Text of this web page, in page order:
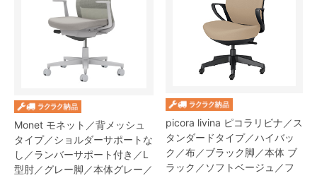
Monet モネット／背メッシュ
タイプ／ショルダーサポートな
し／ランバーサポート付き／L
型肘／グレー脚／本体グレー／
picora livina ピコラリビナ／ス
タンダードタイプ／ハイバッ
ク／布／ブラック脚／本体 ブ
ラック／ソフトベージュ／フ